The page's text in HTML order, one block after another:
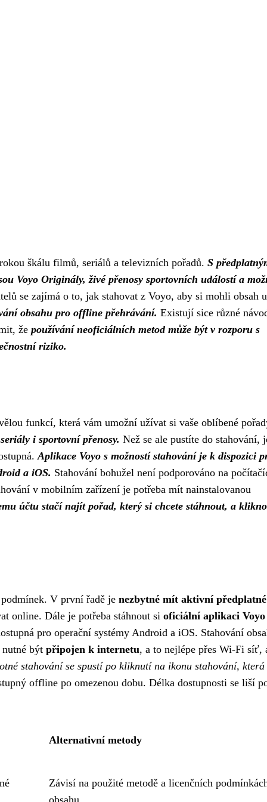
škálu filmů, seriálů a televizních pořadů. S
Voyo Originály, živé přenosy sportovních událostí a
se zajímá o to, jak stahovat z Voyo, aby si mohli obsah
obsahu pro offline přehrávání. Existují sice různé
že používání neoficiálních metod může být v rozporu s
riziko.
funkcí, která vám umožní užívat si vaše oblíbené
i sportovní přenosy. Než se ale pustíte do stahování,
Aplikace Voyo s možností stahování je k dispozici
a iOS. Stahování bohužel není podporováno na
v mobilním zařízení je potřeba mít nainstalovanou
účtu stačí najít pořad, který si chcete stáhnout, a
V první řadě je nezbytné mít aktivní předplatné
online. Dále je potřeba stáhnout si oficiální aplikaci Voyo
pro operační systémy Android a iOS. Stahování
být připojen k internetu, a to nejlépe přes Wi-Fi síť,
stahování se spustí po kliknutí na ikonu stahování, která
offline po omezenou dobu. Délka dostupnosti se liší
Alternativní metody
Závisí na použité metodě a licenčních
obsahu